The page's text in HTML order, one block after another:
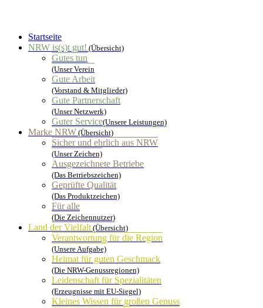
Startseite
NRW is(s)t gut! (Übersicht)
Gutes tun
(Unser Verein
Gute Arbeit
(Vorstand & Mitglieder)
Gute Partnerschaft
(Unser Netzwerk)
Guter Service(Unsere Leistungen)
Marke NRW (Übersicht)
Sicher und ehrlich aus NRW
(Unser Zeichen)
Ausgezeichnete Betriebe
(Das Betriebszeichen)
Geprüfte Qualität
(Das Produktzeichen)
Für alle
(Die Zeichennutzer)
Land der Vielfalt(Übersicht)
Verantwortung für die Region
(Unsere Aufgabe)
Heimat für guten Geschmack
(Die NRW-Genussregionen)
Leidenschaft für Spezialitäten
(Erzeugnisse mit EU-Siegel)
Kleines Wissen für großen Genuss